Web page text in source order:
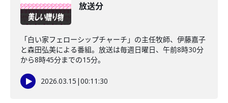
放送分
「白い家フェローシップチャーチ」の主任牧師、伊藤嘉子
と森田弘美による番組。放送は毎週日曜日、午前8時30分
から8時45分までの15分。
2026.03.15 |00:11:30